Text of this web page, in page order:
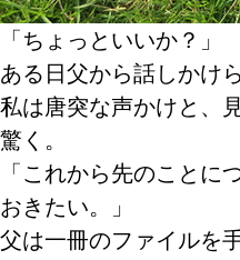
「ちょっといいか？」
ある日父から話しかけ
私は唐突な声かけと、
驚く。
「これから先のことに
おきたい。」
父は一冊のファイルを